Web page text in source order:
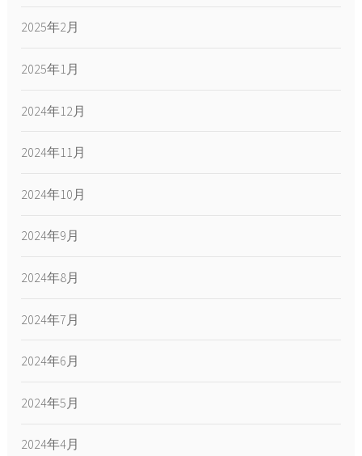
2025年2月
2025年1月
2024年12月
2024年11月
2024年10月
2024年9月
2024年8月
2024年7月
2024年6月
2024年5月
2024年4月